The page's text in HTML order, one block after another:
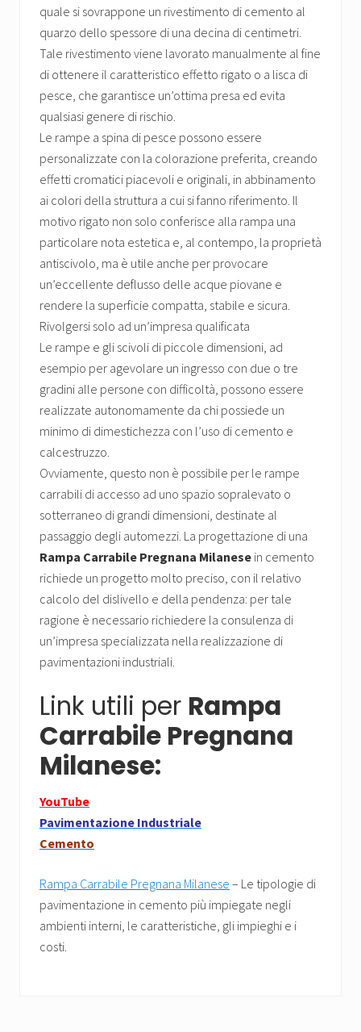
quale si sovrappone un rivestimento di cemento al
quarzo dello spessore di una decina di centimetri.
Tale rivestimento viene lavorato manualmente al fine
di ottenere il caratteristico effetto rigato o a lisca di
pesce, che garantisce un’ottima presa ed evita
qualsiasi genere di rischio.
Le rampe a spina di pesce possono essere
personalizzate con la colorazione preferita, creando
effetti cromatici piacevoli e originali, in abbinamento
ai colori della struttura a cui si fanno riferimento. Il
motivo rigato non solo conferisce alla rampa una
particolare nota estetica e, al contempo, la proprietà
antiscivolo, ma è utile anche per provocare
un’eccellente deflusso delle acque piovane e
rendere la superficie compatta, stabile e sicura.
Rivolgersi solo ad un’impresa qualificata
Le rampe e gli scivoli di piccole dimensioni, ad
esempio per agevolare un ingresso con due o tre
gradini alle persone con difficoltà, possono essere
realizzate autonomamente da chi possiede un
minimo di dimestichezza con l’uso di cemento e
calcestruzzo.
Ovviamente, questo non è possibile per le rampe
carrabili di accesso ad uno spazio sopralevato o
sotterraneo di grandi dimensioni, destinate al
passaggio degli automezzi. La progettazione di una
Rampa Carrabile Pregnana Milanese in cemento
richiede un progetto molto preciso, con il relativo
calcolo del dislivello e della pendenza: per tale
ragione è necessario richiedere la consulenza di
un’impresa specializzata nella realizzazione di
pavimentazioni industriali.
Link utili per Rampa
Carrabile Pregnana
Milanese:
YouTube
Pavimentazione Industriale
Cemento
Rampa Carrabile Pregnana Milanese – Le tipologie di
pavimentazione in cemento più impiegate negli
ambienti interni, le caratteristiche, gli impieghi e i
costi.